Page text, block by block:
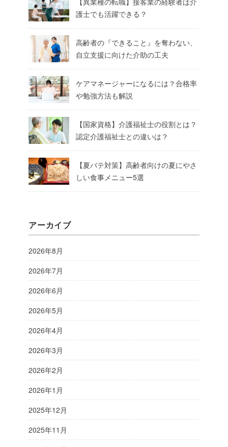
護士でも活躍できる？
高齢者の『できること』を奪わない、
自立支援に向けた介助の工夫
ケアマネージャーになるには？合格率
や勉強方法も解説
【国家資格】介護福祉士の役割とは？
認定介護福祉士との違いは？
【夏バテ対策】高齢者向けの夏にやさ
しい食事メニュー5選
アーカイブ
2026年8月
2026年7月
2026年6月
2026年5月
2026年4月
2026年3月
2026年2月
2026年1月
2025年12月
2025年11月